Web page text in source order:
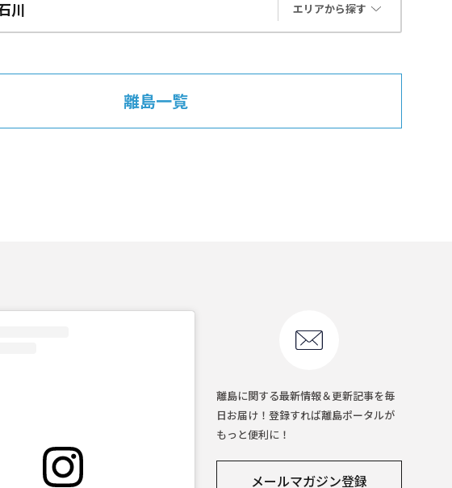
エリアから探す
離島一覧
離島に関する最新情報＆更新記事を毎
日お届け！登録すれば離島ポータルが
もっと便利に！
メールマガジン登録